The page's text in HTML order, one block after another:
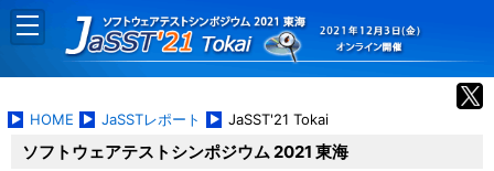
HOME JaSSTレポート JaSST'21 Tokai
ソフトウェアテストシンポジウム 2021 東海